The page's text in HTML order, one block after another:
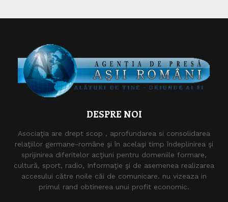
DESPRE NOI
Asociaţia are drept scop , aprofundarea si consolidarea
relaţiilor germane-române şi în acelaşi timp îndeplinirea şi
sprijinirea diferitelor acţiuni pentru domeniile formare,
cultură, sport, radio, Informaţie şi de asemenea realizarea
accesului către noile căi de comunicare. nu vizeaza in
primul rand obtinerea unui profit economic.